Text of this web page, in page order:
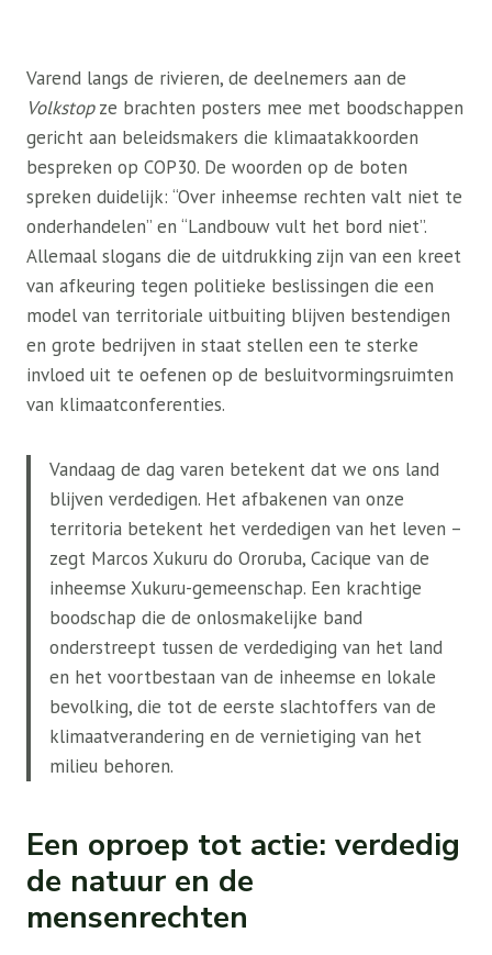
Varend langs de rivieren, de deelnemers aan de
Volkstopze brachten posters mee met boodschappen
gericht aan beleidsmakers die klimaatakkoorden
bespreken op COP30. De woorden op de boten
spreken duidelijk: “Over inheemse rechten valt niet te
onderhandelen” en “Landbouw vult het bord niet”.
Allemaal slogans die de uitdrukking zijn van een kreet
van afkeuring tegen politieke beslissingen die een
model van territoriale uitbuiting blijven bestendigen
en grote bedrijven in staat stellen een te sterke
invloed uit te oefenen op de besluitvormingsruimten
van klimaatconferenties.
Vandaag de dag varen betekent dat we ons land
blijven verdedigen. Het afbakenen van onze
territoria betekent het verdedigen van het leven –
zegt Marcos Xukuru do Ororuba, Cacique van de
inheemse Xukuru-gemeenschap. Een krachtige
boodschap die de onlosmakelijke band
onderstreept tussen de verdediging van het land
en het voortbestaan ​​van de inheemse en lokale
bevolking, die tot de eerste slachtoffers van de
klimaatverandering en de vernietiging van het
milieu behoren.
Een oproep tot actie: verdedig
de natuur en de
mensenrechten